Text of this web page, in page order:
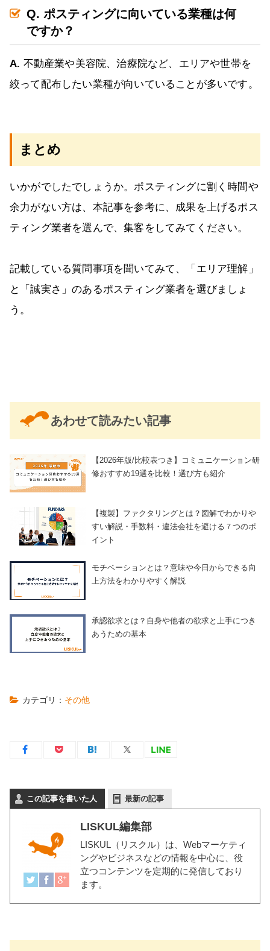
Q. ポスティングに向いている業種は何
ですか？
A. 不動産業や美容院、治療院など、エリアや世帯を
絞って配布したい業種が向いていることが多いです。
まとめ
いかがでしたでしょうか。ポスティングに割く時間や
余力がない方は、本記事を参考に、成果を上げるポス
ティング業者を選んで、集客をしてみてください。
記載している質問事項を聞いてみて、「エリア理解」
と「誠実さ」のあるポスティング業者を選びましょ
う。
あわせて読みたい記事
【2026年版/比較表つき】コミュニケーション研
修おすすめ19選を比較！選び方も紹介
【複製】ファクタリングとは？図解でわかりや
すい解説・手数料・違法会社を避ける７つのポ
イント
モチベーションとは？意味や今日からできる向
上方法をわかりやすく解説
承認欲求とは？自身や他者の欲求と上手につき
あうための基本
カテゴリ： その他
この記事を書いた人 最新の記事
LISKUL編集部
LISKUL（リスクル） は、Webマーケティ
ングやビジネスなどの情報を中心に、役
立つコンテンツを定期的に発信しており
ます。